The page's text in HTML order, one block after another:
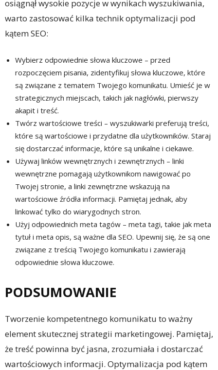
osiągnął wysokie pozycje w wynikach wyszukiwania,
warto zastosować kilka technik optymalizacji pod
kątem SEO:
Wybierz odpowiednie słowa kluczowe – przed
rozpoczęciem pisania, zidentyfikuj słowa kluczowe, które
są związane z tematem Twojego komunikatu. Umieść je w
strategicznych miejscach, takich jak nagłówki, pierwszy
akapit i treść.
Twórz wartościowe treści – wyszukiwarki preferują treści,
które są wartościowe i przydatne dla użytkowników. Staraj
się dostarczać informacje, które są unikalne i ciekawe.
Używaj linków wewnętrznych i zewnętrznych – linki
wewnętrzne pomagają użytkownikom nawigować po
Twojej stronie, a linki zewnętrzne wskazują na
wartościowe źródła informacji. Pamiętaj jednak, aby
linkować tylko do wiarygodnych stron.
Użyj odpowiednich meta tagów – meta tagi, takie jak meta
tytuł i meta opis, są ważne dla SEO. Upewnij się, że są one
związane z treścią Twojego komunikatu i zawierają
odpowiednie słowa kluczowe.
PODSUMOWANIE
Tworzenie kompetentnego komunikatu to ważny
element skutecznej strategii marketingowej. Pamiętaj,
że treść powinna być jasna, zrozumiała i dostarczać
wartościowych informacji. Optymalizacja pod kątem